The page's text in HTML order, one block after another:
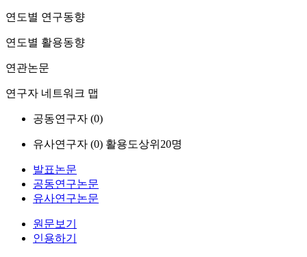
연도별 연구동향
연도별 활용동향
연관논문
연구자 네트워크 맵
공동연구자 (0)
유사연구자 (0) 활용도상위20명
발표논문
공동연구논문
유사연구논문
원문보기
인용하기